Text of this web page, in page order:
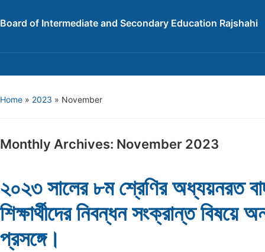
Board of Intermediate and Secondary Education Rajshahi
Home » 2023 » November
Monthly Archives: November 2023
২০২৩ সালের ৮ম শ্রেণির অধ্যয়নরত
শিক্ষার্থীদের নিবন্ধন সংক্রান্ত বিষয়ে
প্রসঙ্গে।